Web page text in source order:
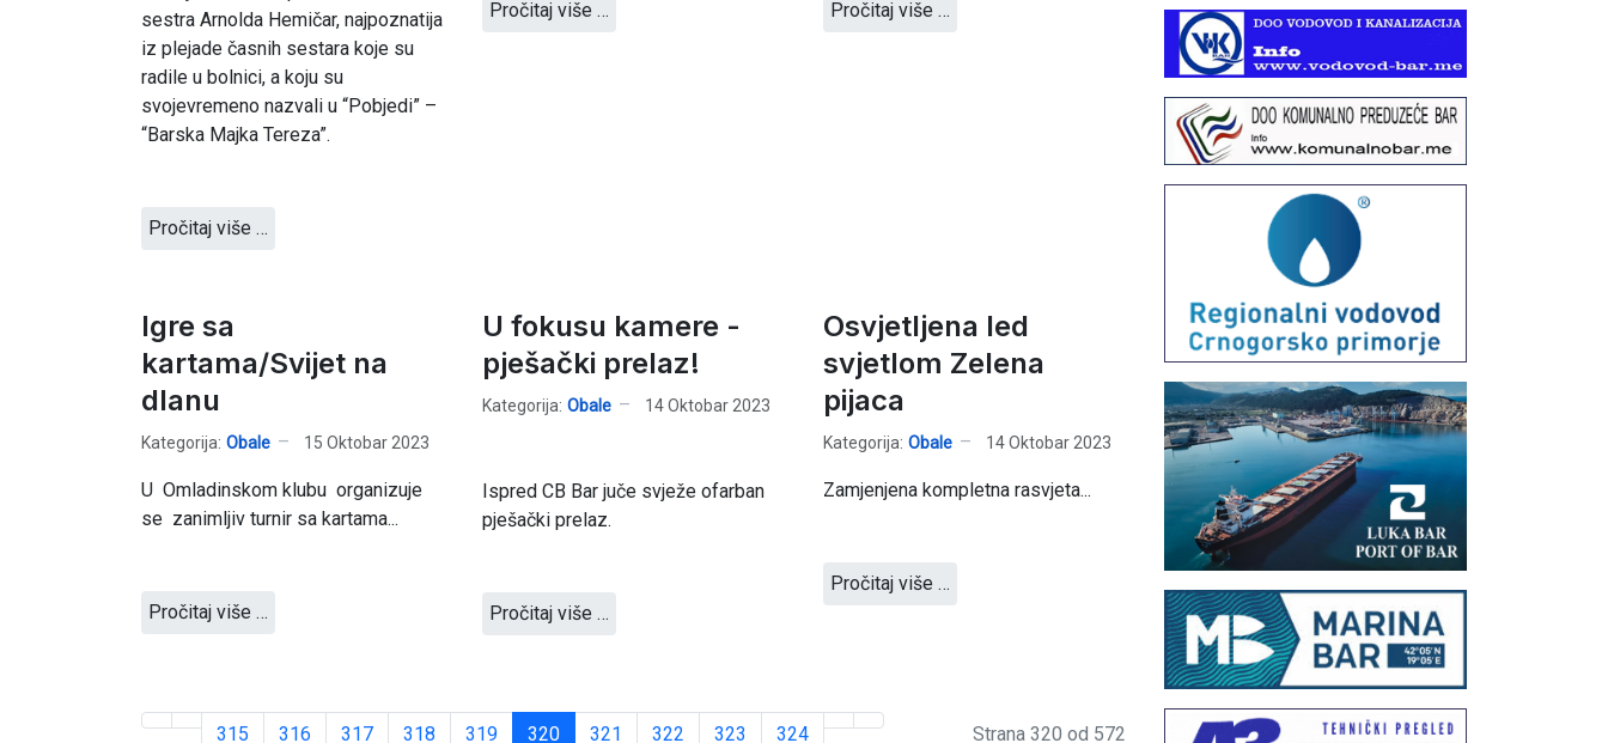
sestra Arnolda Hemičar, najpoznatija
iz plejade časnih sestara koje su
radile u bolnici, a koju su
svojevremeno nazvali u “Pobjedi” –
“Barska Majka Tereza”.
Pročitaj više …
Pročitaj više … Pročitaj više …
Igre sa
kartama/Svijet na
dlanu
Kategorija: Obale 15 Oktobar 2023
U Omladinskom klubu organizuje
se zanimljiv turnir sa kartama...
Pročitaj više …
U fokusu kamere -
pješački prelaz!
Kategorija: Obale 14 Oktobar 2023
Ispred CB Bar juče svježe ofarban
pješački prelaz.
Pročitaj više …
Osvjetljena led
svjetlom Zelena
pijaca
Kategorija: Obale 14 Oktobar 2023
Zamjenjena kompletna rasvjeta...
Pročitaj više …
315 316 317 318 319 320 321 322 323 324 Strana 320 od 572